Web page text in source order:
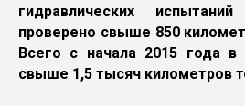
гидравлических
проверено свыше 850
Всего с начала 2015 года в
свыше 1,5 тысяч километров